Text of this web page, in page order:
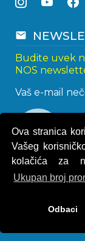
Ova stranica
Vašeg
kolačića za
Ukupan broj
Odbaci
email
Budite uvek
NOS
Vaš e-mail
Impresum•
© 2013 - 2026